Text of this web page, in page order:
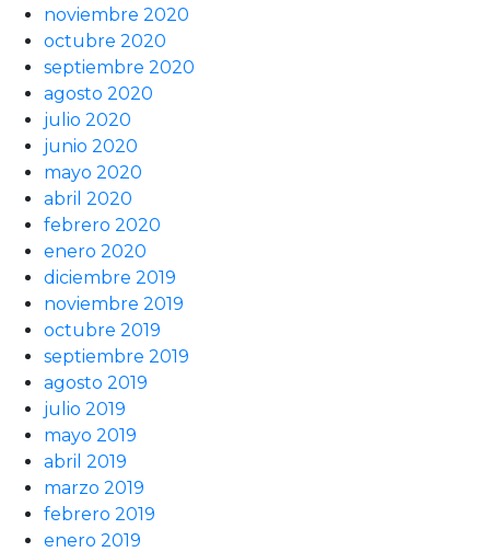
noviembre 2020
octubre 2020
septiembre 2020
agosto 2020
julio 2020
junio 2020
mayo 2020
abril 2020
febrero 2020
enero 2020
diciembre 2019
noviembre 2019
octubre 2019
septiembre 2019
agosto 2019
julio 2019
mayo 2019
abril 2019
marzo 2019
febrero 2019
enero 2019